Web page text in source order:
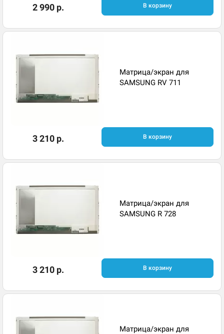
2 990 р. В корзину
Матрица/экран для
SAMSUNG RV 711
3 210 р. В корзину
Матрица/экран для
SAMSUNG R 728
3 210 р. В корзину
Матрица/экран для